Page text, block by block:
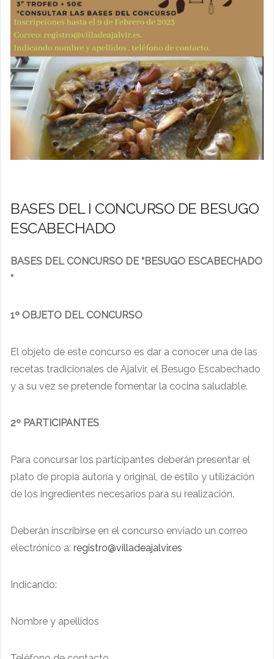
BASES DEL I CONCURSO DE BESUGO
ESCABECHADO
BASES DEL CONCURSO DE “BESUGO ESCABECHADO
“
1º OBJETO DEL CONCURSO
El objeto de este concurso es dar a conocer una de las
recetas tradicionales de Ajalvir, el Besugo Escabechado
y a su vez se pretende fomentar la cocina saludable.
2º PARTICIPANTES
Para concursar los participantes deberán presentar el
plato de propia autoría y original, de estilo y utilización
de los ingredientes necesarios para su realización.
Deberán inscribirse en el concurso enviado un correo
electrónico a: registro@villadeajalvir.es
Indicando:
Nombre y apellidos